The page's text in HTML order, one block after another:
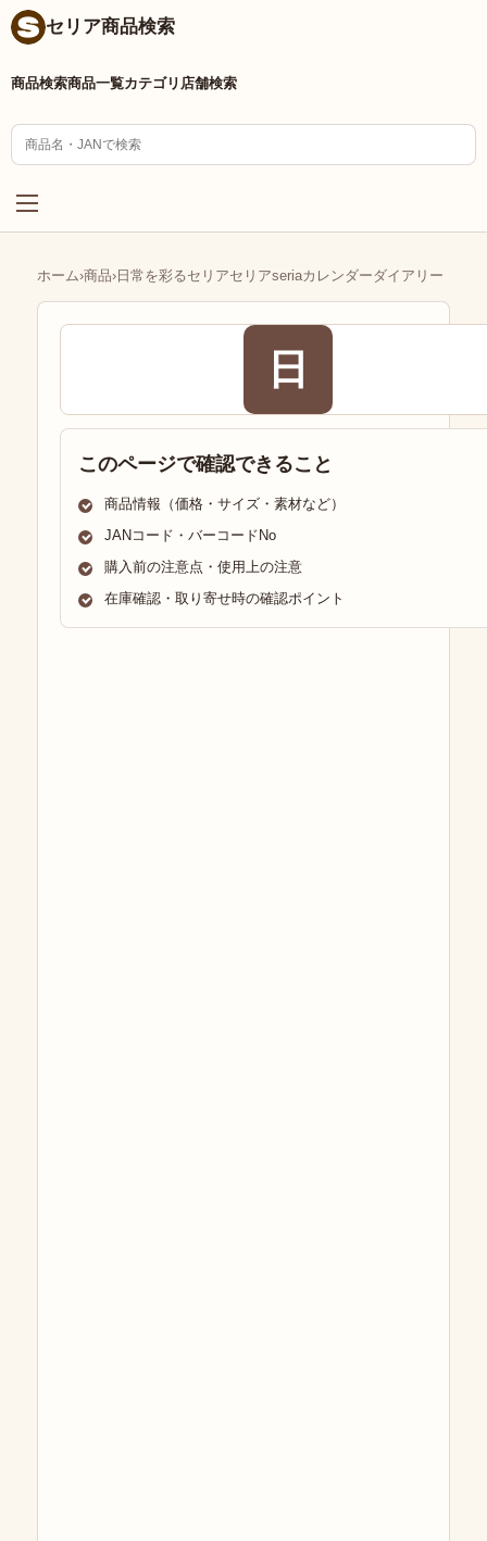
セリア商品検索
商品検索商品一覧カテゴリ 店舗検索
ホーム›商品› 日常を彩るセリアセリアseriaカレンダーダイアリー
日
このページで確認できること
商品情報（価格・サイズ・素材など）
JANコード・バーコードNo
購入前の注意点・使用上の注意
在庫確認・取り寄せ時の確認ポイント